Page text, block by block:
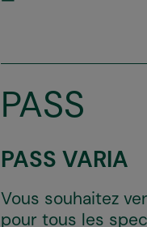
PASS
PASS VARIA
Vous souhaitez
pour tous les